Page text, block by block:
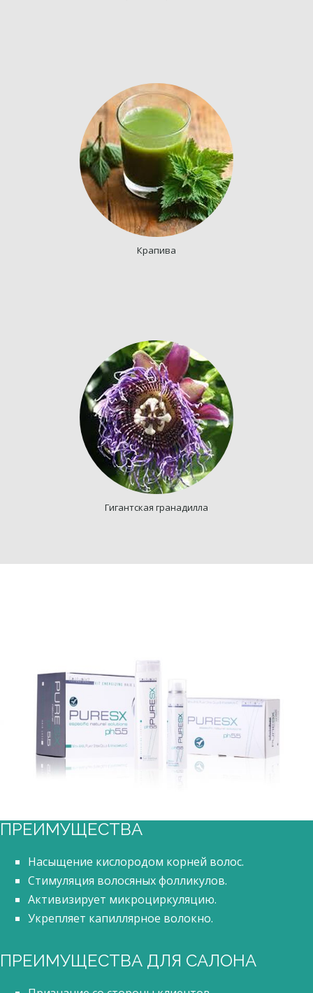
Крапива
Гигантская гранадилла
ПРЕИМУЩЕСТВА
Насыщение кислородом корней волос.
Стимуляция волосяных фолликулов.
Активизирует микроциркуляцию.
Укрепляет капиллярное волокно.
ПРЕИМУЩЕСТВА ДЛЯ САЛОНА